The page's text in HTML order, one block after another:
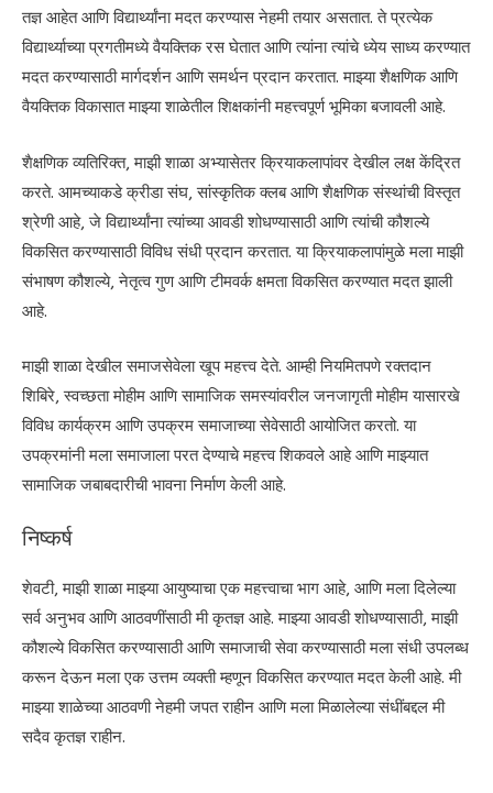
तज्ञ आहेत आणि विद्यार्थ्यांना मदत करण्यास नेहमी तयार असतात. ते प्रत्येक
विद्यार्थ्याच्या प्रगतीमध्ये वैयक्तिक रस घेतात आणि त्यांना त्यांचे ध्येय साध्य करण्यात
मदत करण्यासाठी मार्गदर्शन आणि समर्थन प्रदान करतात. माझ्या शैक्षणिक आणि
वैयक्तिक विकासात माझ्या शाळेतील शिक्षकांनी महत्त्वपूर्ण भूमिका बजावली आहे.
शैक्षणिक व्यतिरिक्त, माझी शाळा अभ्यासेतर क्रियाकलापांवर देखील लक्ष केंद्रित
करते. आमच्याकडे क्रीडा संघ, सांस्कृतिक क्लब आणि शैक्षणिक संस्थांची विस्तृत
श्रेणी आहे, जे विद्यार्थ्यांना त्यांच्या आवडी शोधण्यासाठी आणि त्यांची कौशल्ये
विकसित करण्यासाठी विविध संधी प्रदान करतात. या क्रियाकलापांमुळे मला माझी
संभाषण कौशल्ये, नेतृत्व गुण आणि टीमवर्क क्षमता विकसित करण्यात मदत झाली
आहे.
माझी शाळा देखील समाजसेवेला खूप महत्त्व देते. आम्ही नियमितपणे रक्तदान
शिबिरे, स्वच्छता मोहीम आणि सामाजिक समस्यांवरील जनजागृती मोहीम यासारखे
विविध कार्यक्रम आणि उपक्रम समाजाच्या सेवेसाठी आयोजित करतो. या
उपक्रमांनी मला समाजाला परत देण्याचे महत्त्व शिकवले आहे आणि माझ्यात
सामाजिक जबाबदारीची भावना निर्माण केली आहे.
निष्कर्ष
शेवटी, माझी शाळा माझ्या आयुष्याचा एक महत्त्वाचा भाग आहे, आणि मला दिलेल्या
सर्व अनुभव आणि आठवणींसाठी मी कृतज्ञ आहे. माझ्या आवडी शोधण्यासाठी, माझी
कौशल्ये विकसित करण्यासाठी आणि समाजाची सेवा करण्यासाठी मला संधी उपलब्ध
करून देऊन मला एक उत्तम व्यक्ती म्हणून विकसित करण्यात मदत केली आहे. मी
माझ्या शाळेच्या आठवणी नेहमी जपत राहीन आणि मला मिळालेल्या संधींबद्दल मी
सदैव कृतज्ञ राहीन.